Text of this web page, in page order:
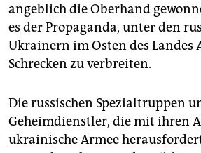
angeblich die Oberhand
es der Propaganda, unter den
Ukrainern im Osten des Landes
Schrecken zu verbreiten.
Die russischen Spezialtruppen
Geheimdienstler, die mit ihren
ukrainische Armee